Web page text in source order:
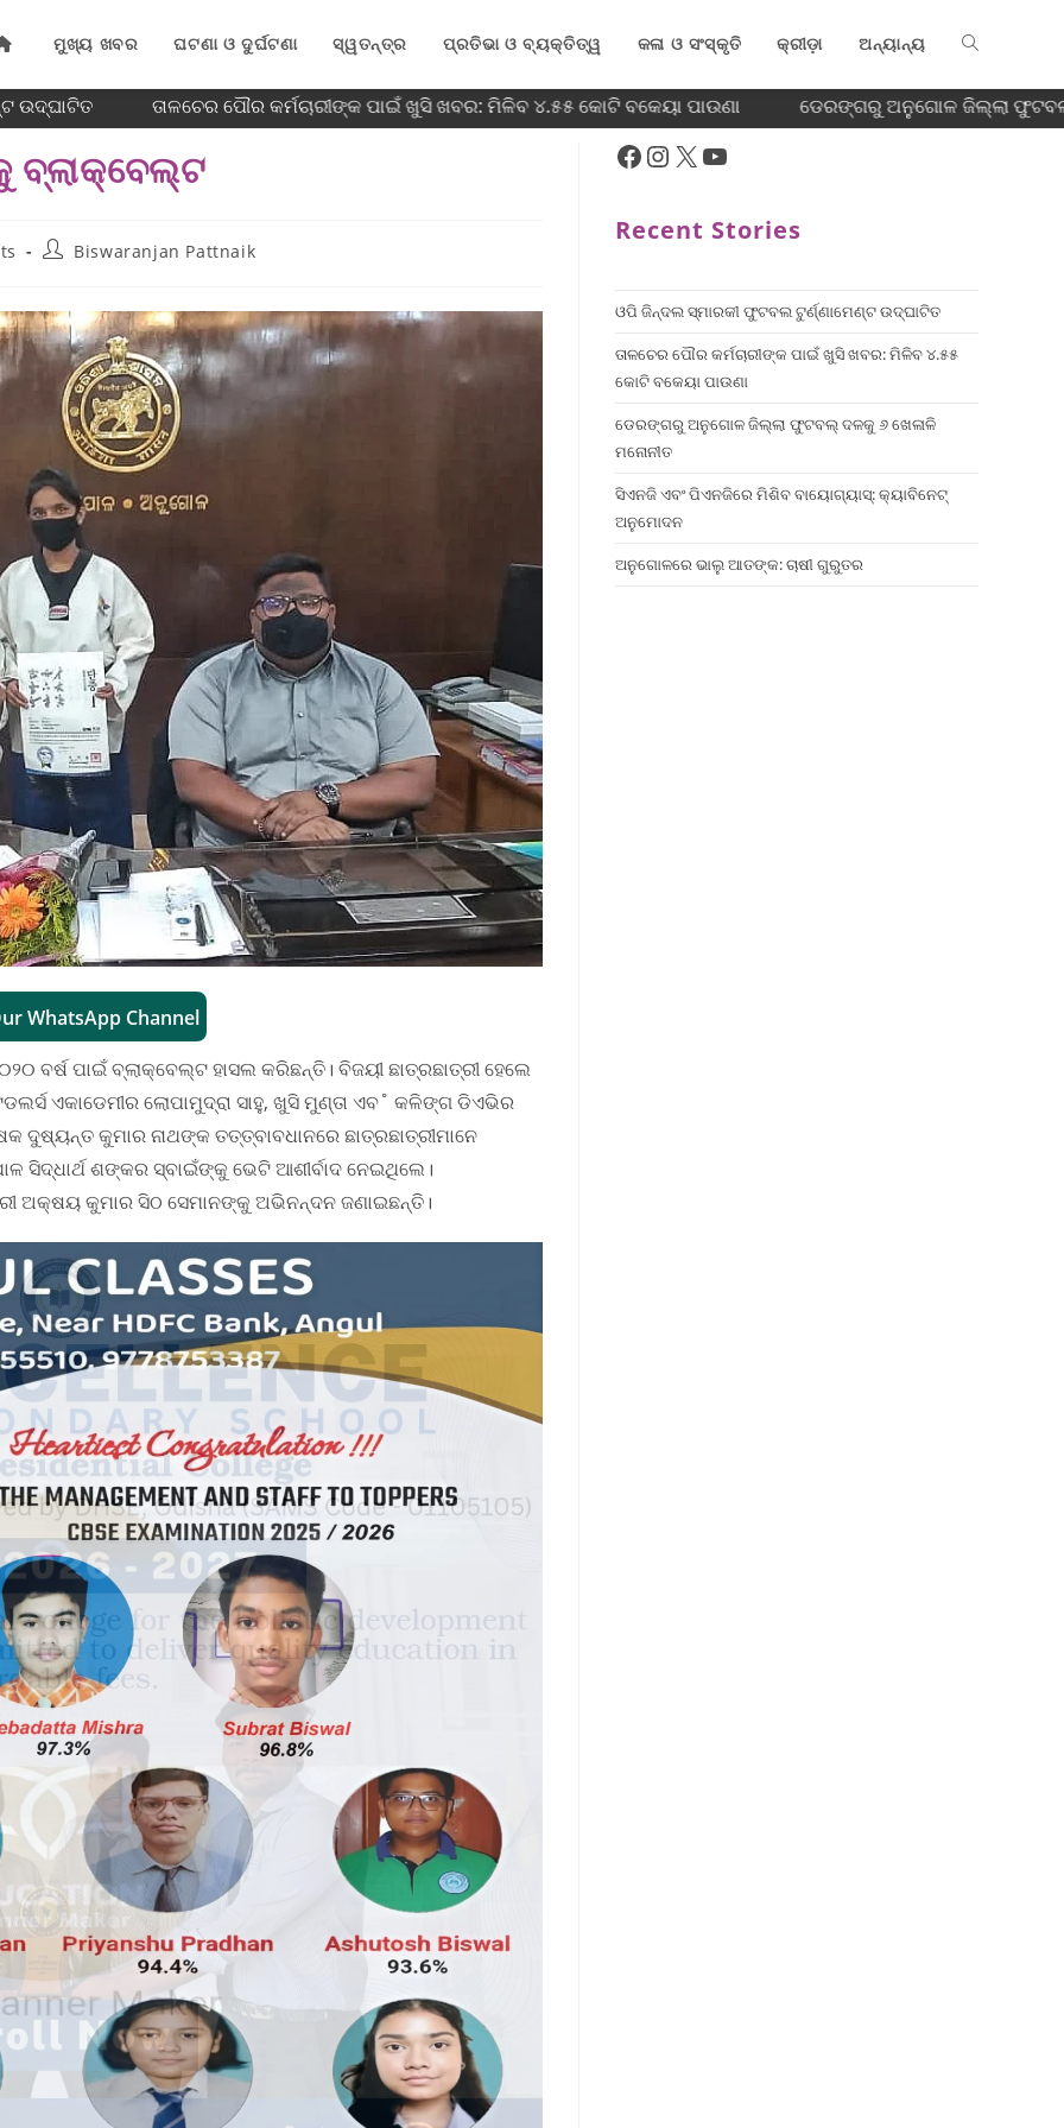
ମୁଖ୍ୟ ଖବର ଘଟଣା ଓ ଦୁର୍ଘଟଣା ସ୍ୱତନ୍ତ୍ର ପ୍ରତିଭା ଓ ବ୍ୟକ୍ତିତ୍ୱ କଳା ଓ ସଂସ୍କୃତି କ୍ରୀଡ଼ା ଅନ୍ୟାନ୍ୟ
ଉଦ୍ଘାଟିତ ତାଳଚେର ପୌର କର୍ମଚାରୀଙ୍କ ପାଇଁ ଖୁସି ଖବର: ମିଳିବ ୪.୫୫ କୋଟି ବକେୟା ପାଉଣା ଡେରଙ୍ଗରୁ ଅନୁଗୋଳ ଜିଲ୍ଲା ଫୁଟବଲ୍
ବ୍ଲାକ୍‌ବେଲ୍ଟ
Biswaranjan Pattnaik
WhatsApp Channel
ବର୍ଷ ପାଇଁ ବ୍ଲାକ୍‌ବେଲ୍ଟ ହାସଲ କରିଛନ୍ତି। ବିଜୟୀ ଛାତ୍ରଛାତ୍ରୀ ହେଲେ
ଏକାଡେମୀର ଲୋପାମୁଦ୍ରା ସାହୁ, ଖୁସି ମୁଣ୍ତା ଏବ˚ କଳିଙ୍ଗ ଡିଏଭିର
ଦୁଷ୍ୟନ୍ତ କୁମାର ନାଥଙ୍କ ତତ୍ତ୍ବାବଧାନରେ ଛାତ୍ରଛାତ୍ରୀମାନେ
ସିଦ୍ଧାର୍ଥ ଶଙ୍କର ସ୍ବାଇଁଙ୍କୁ ଭେଟି ଆଶୀର୍ବାଦ ନେଇଥିଲେ।
ଅକ୍ଷୟ କୁମାର ସିଠ ସେମାନଙ୍କୁ ଅଭିନନ୍ଦନ ଜଣାଇଛନ୍ତି।
Recent Stories
ଓପି ଜିନ୍ଦଲ ସ୍ମାରକୀ ଫୁଟବଲ ଟୁର୍ଣ୍ଣାମେଣ୍ଟ ଉଦ୍ଘାଟିତ
ତାଳଚେର ପୌର କର୍ମଚାରୀଙ୍କ ପାଇଁ ଖୁସି ଖବର: ମିଳିବ ୪.୫୫
କୋଟି ବକେୟା ପାଉଣା
ଡେରଙ୍ଗରୁ ଅନୁଗୋଳ ଜିଲ୍ଲା ଫୁଟବଲ୍ ଦଳକୁ ୬ ଖେଳାଳି
ମନୋନୀତ
ସିଏନଜି ଏବଂ ପିଏନଜିରେ ମିଶିବ ବାୟୋଗ୍ୟାସ୍: କ୍ୟାବିନେଟ୍
ଅନୁମୋଦନ
ଅନୁଗୋଳରେ ଭାଲୁ ଆତଙ୍କ: ଚାଷୀ ଗୁରୁତର